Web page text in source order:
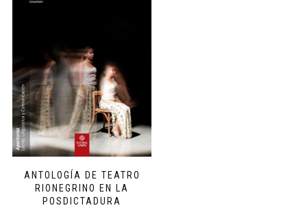
ANTOLOGÍA DE TEATRO
RIONEGRINO EN LA
POSDICTADURA